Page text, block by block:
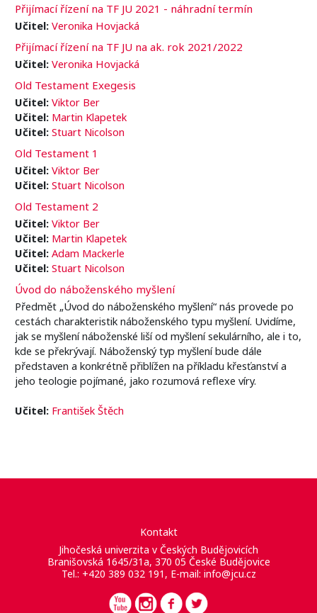
Přijímací řízení na TF JU 2021 - náhradní termín
Učitel: Veronika Hovjacká
Přijímací řízení na TF JU na ak. rok 2021/2022
Učitel: Veronika Hovjacká
Old Testament Exegesis
Učitel: Viktor Ber
Učitel: Martin Klapetek
Učitel: Stuart Nicolson
Old Testament 1
Učitel: Viktor Ber
Učitel: Stuart Nicolson
Old Testament 2
Učitel: Viktor Ber
Učitel: Martin Klapetek
Učitel: Adam Mackerle
Učitel: Stuart Nicolson
Úvod do náboženského myšlení
Předmět „Úvod do náboženského myšlení“ nás provede po
cestách charakteristik náboženského typu myšlení. Uvidíme,
jak se myšlení náboženské liší od myšlení sekulárního, ale i to,
kde se překrývají. Náboženský typ myšlení bude dále
představen a konkrétně přiblížen na příkladu křesťanství a
jeho teologie pojímané, jako rozumová reflexe víry.
Učitel: František Štěch
Kontakt
Jihočeská univerzita v Českých Budějovicích
Branišovská 1645/31a, 370 05 České Budějovice
Tel.: +420 389 032 191, E-mail: info@jcu.cz